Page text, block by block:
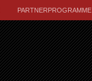
PARTNERPROGRAMME